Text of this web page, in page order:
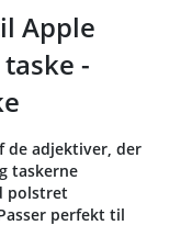
Apple
-
de adjektiver, der
taskerne
polstret
perfekt til